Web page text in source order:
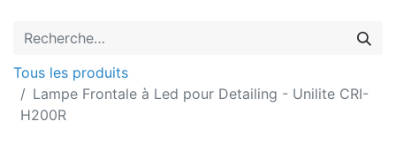
Tous les produits
Lampe Frontale à Led pour Detailing - Unilite CRI-
H200R